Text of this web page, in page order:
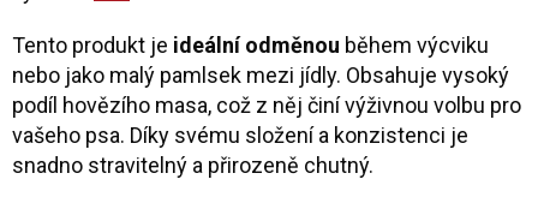
Tento produkt je ideální odměnou během výcviku
nebo jako malý pamlsek mezi jídly. Obsahuje vysoký
podíl hovězího masa, což z něj činí výživnou volbu pro
vašeho psa. Díky svému složení a konzistenci je
snadno stravitelný a přirozeně chutný.